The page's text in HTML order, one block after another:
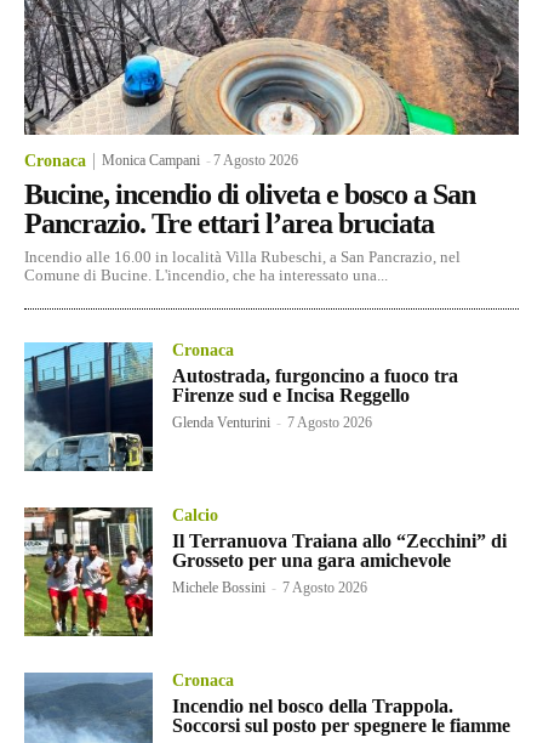
Cronaca Monica Campani -7 Agosto 2026
Bucine, incendio di oliveta e bosco a San
Pancrazio. Tre ettari l’area bruciata
Incendio alle 16.00 in località Villa Rubeschi, a San Pancrazio, nel
Comune di Bucine. L'incendio, che ha interessato una...
Cronaca
Autostrada, furgoncino a fuoco tra
Firenze sud e Incisa Reggello
Glenda Venturini - 7 Agosto 2026
Calcio
Il Terranuova Traiana allo “Zecchini” di
Grosseto per una gara amichevole
Michele Bossini - 7 Agosto 2026
Cronaca
Incendio nel bosco della Trappola.
Soccorsi sul posto per spegnere le fiamme